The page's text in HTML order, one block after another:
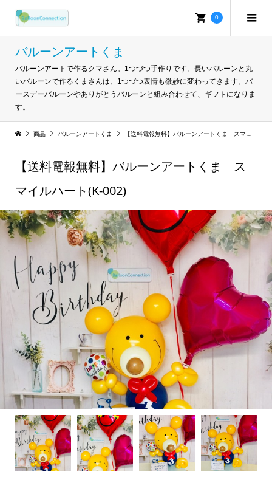
0
バルーンアートくま
バルーンアートで作るクマさん。1つづつ手作りです。長いバルーンと丸
いバルーンで作るくまさんは、1つづつ表情も微妙に変わってきます。バ
ースデーバルーンやありがとうバルーンと組み合わせて、ギフトになりま
す。
商品 バルーンアートくま 【送料電報無料】バルーンアートくま スマイルハート(K-002)
【送料電報無料】バルーンアートくま ス
マイルハート(K-002)